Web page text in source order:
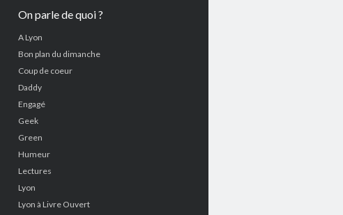
On parle de quoi ?
A Lyon
Bon plan du dimanche
Coup de coeur
Daddy
Engagé
Geek
Green
Humeur
Lectures
Lyon
Lyon à Livre Ouvert